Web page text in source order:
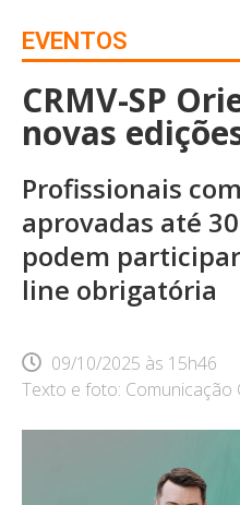
EVENTOS
CRMV-SP
novas
Profissionais
aprovadas até
podem
line obrigatória
09/10/2025 às 15h46
Texto e foto: Comunicação